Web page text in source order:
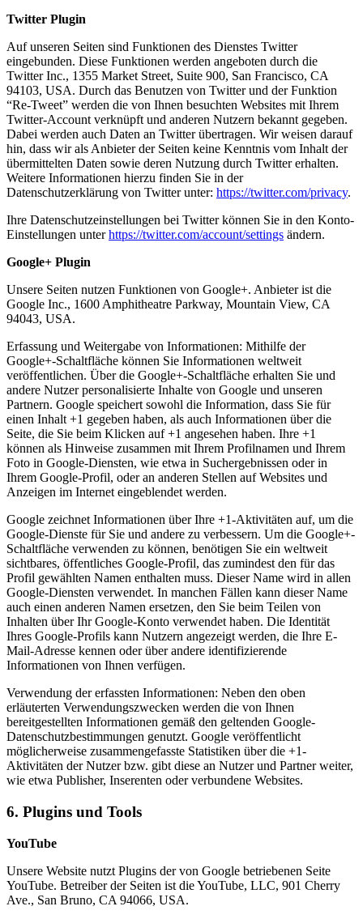
Twitter Plugin
Auf unseren Seiten sind Funktionen des Dienstes Twitter
eingebunden. Diese Funktionen werden angeboten durch die
Twitter Inc., 1355 Market Street, Suite 900, San Francisco, CA
94103, USA. Durch das Benutzen von Twitter und der Funktion
“Re-Tweet” werden die von Ihnen besuchten Websites mit Ihrem
Twitter-Account verknüpft und anderen Nutzern bekannt gegeben.
Dabei werden auch Daten an Twitter übertragen. Wir weisen darauf
hin, dass wir als Anbieter der Seiten keine Kenntnis vom Inhalt der
übermittelten Daten sowie deren Nutzung durch Twitter erhalten.
Weitere Informationen hierzu finden Sie in der
Datenschutzerklärung von Twitter unter: https://twitter.com/privacy.
Ihre Datenschutzeinstellungen bei Twitter können Sie in den Konto-
Einstellungen unterhttps://twitter.com/account/settings ändern.
Google+ Plugin
Unsere Seiten nutzen Funktionen von Google+. Anbieter ist die
Google Inc., 1600 Amphitheatre Parkway, Mountain View, CA
94043, USA.
Erfassung und Weitergabe von Informationen: Mithilfe der
Google+-Schaltfläche können Sie Informationen weltweit
veröffentlichen. Über die Google+-Schaltfläche erhalten Sie und
andere Nutzer personalisierte Inhalte von Google und unseren
Partnern. Google speichert sowohl die Information, dass Sie für
einen Inhalt +1 gegeben haben, als auch Informationen über die
Seite, die Sie beim Klicken auf +1 angesehen haben. Ihre +1
können als Hinweise zusammen mit Ihrem Profilnamen und Ihrem
Foto in Google-Diensten, wie etwa in Suchergebnissen oder in
Ihrem Google-Profil, oder an anderen Stellen auf Websites und
Anzeigen im Internet eingeblendet werden.
Google zeichnet Informationen über Ihre +1-Aktivitäten auf, um die
Google-Dienste für Sie und andere zu verbessern. Um die Google+-
Schaltfläche verwenden zu können, benötigen Sie ein weltweit
sichtbares, öffentliches Google-Profil, das zumindest den für das
Profil gewählten Namen enthalten muss. Dieser Name wird in allen
Google-Diensten verwendet. In manchen Fällen kann dieser Name
auch einen anderen Namen ersetzen, den Sie beim Teilen von
Inhalten über Ihr Google-Konto verwendet haben. Die Identität
Ihres Google-Profils kann Nutzern angezeigt werden, die Ihre E-
Mail-Adresse kennen oder über andere identifizierende
Informationen von Ihnen verfügen.
Verwendung der erfassten Informationen: Neben den oben
erläuterten Verwendungszwecken werden die von Ihnen
bereitgestellten Informationen gemäß den geltenden Google-
Datenschutzbestimmungen genutzt. Google veröffentlicht
möglicherweise zusammengefasste Statistiken über die +1-
Aktivitäten der Nutzer bzw. gibt diese an Nutzer und Partner weiter,
wie etwa Publisher, Inserenten oder verbundene Websites.
6. Plugins und Tools
YouTube
Unsere Website nutzt Plugins der von Google betriebenen Seite
YouTube. Betreiber der Seiten ist die YouTube, LLC, 901 Cherry
Ave., San Bruno, CA 94066, USA.